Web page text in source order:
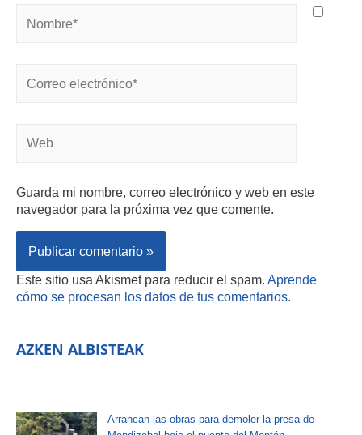
Guarda mi nombre, correo electrónico y web en este
navegador para la próxima vez que comente.
Este sitio usa Akismet para reducir el spam. Aprende
cómo se procesan los datos de tus comentarios.
AZKEN ALBISTEAK
Arrancan las obras para demoler la presa de